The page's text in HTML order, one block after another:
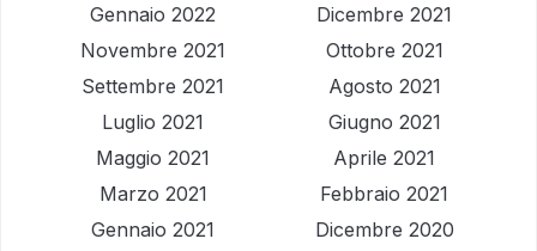
Gennaio 2022
Dicembre 2021
Novembre 2021
Ottobre 2021
Settembre 2021
Agosto 2021
Luglio 2021
Giugno 2021
Maggio 2021
Aprile 2021
Marzo 2021
Febbraio 2021
Gennaio 2021
Dicembre 2020